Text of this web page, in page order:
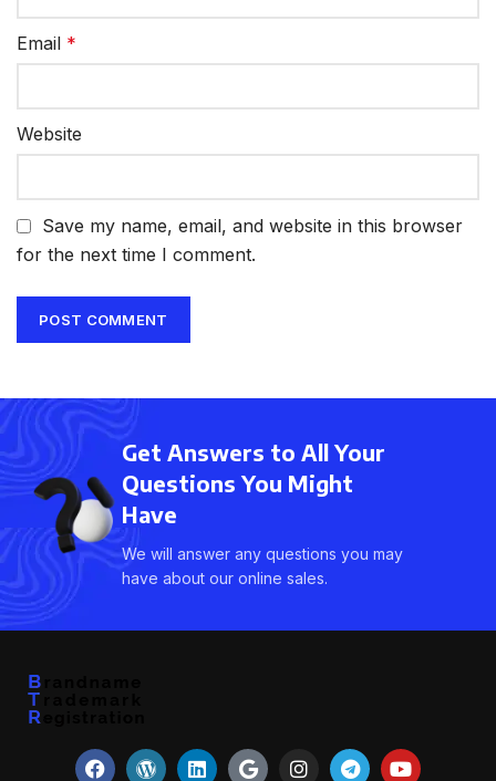
Email *
Website
Save my name, email, and website in this browser
for the next time I comment.
Get Answers to All Your
Questions You Might
Have
We will answer any questions you may
have about our online sales.